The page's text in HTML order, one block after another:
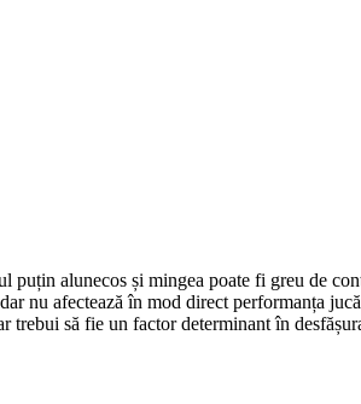
puțin alunecos și mingea poate fi greu de
nu afectează în mod direct performanța
trebui să fie un factor determinant în